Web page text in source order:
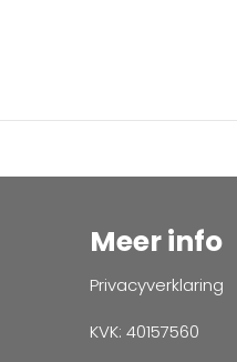
Meer info
Privacyverklaring
KVK: 40157560